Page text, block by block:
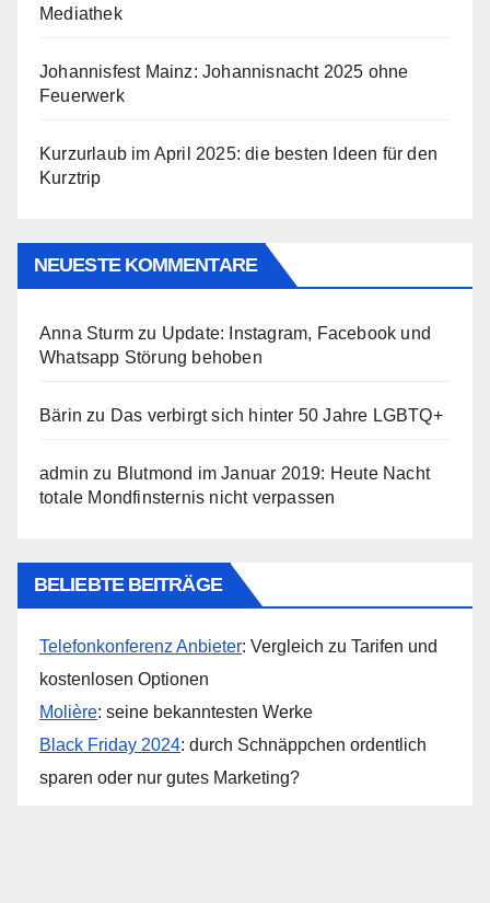
Mediathek
Johannisfest Mainz: Johannisnacht 2025 ohne
Feuerwerk
Kurzurlaub im April 2025: die besten Ideen für den
Kurztrip
NEUESTE KOMMENTARE
Anna Sturm zu Update: Instagram, Facebook und
Whatsapp Störung behoben
Bärin zu Das verbirgt sich hinter 50 Jahre LGBTQ+
admin zu Blutmond im Januar 2019: Heute Nacht
totale Mondfinsternis nicht verpassen
BELIEBTE BEITRÄGE
Telefonkonferenz Anbieter: Vergleich zu Tarifen und
kostenlosen Optionen
Molière: seine bekanntesten Werke
Black Friday 2024: durch Schnäppchen ordentlich
sparen oder nur gutes Marketing?